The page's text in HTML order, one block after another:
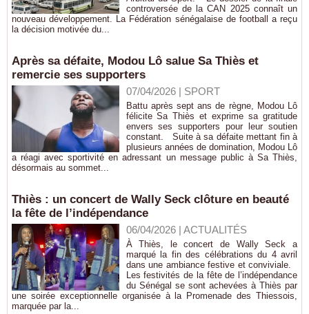
controversée de la CAN 2025 connaît un
nouveau développement. La Fédération sénégalaise de football a reçu
la décision motivée du...
Après sa défaite, Modou Lô salue Sa Thiès et
remercie ses supporters
07/04/2026| SPORT
Battu après sept ans de règne, Modou Lô
félicite Sa Thiès et exprime sa gratitude
envers ses supporters pour leur soutien
constant. Suite à sa défaite mettant fin à
plusieurs années de domination, Modou Lô
a réagi avec sportivité en adressant un message public à Sa Thiès,
désormais au sommet...
Thiès : un concert de Wally Seck clôture en beauté
la fête de l’indépendance
06/04/2026| ACTUALITÉS
À Thiès, le concert de Wally Seck a
marqué la fin des célébrations du 4 avril
dans une ambiance festive et conviviale.
Les festivités de la fête de l’indépendance
du Sénégal se sont achevées à Thiès par
une soirée exceptionnelle organisée à la Promenade des Thiessois,
marquée par la...